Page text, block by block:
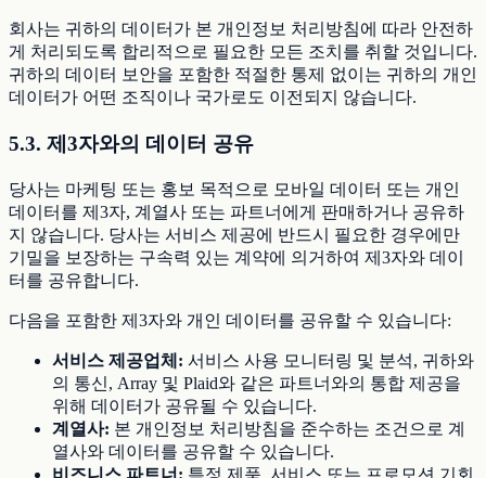
회사는 귀하의 데이터가 본 개인정보 처리방침에 따라 안전하
게 처리되도록 합리적으로 필요한 모든 조치를 취할 것입니다.
귀하의 데이터 보안을 포함한 적절한 통제 없이는 귀하의 개인
데이터가 어떤 조직이나 국가로도 이전되지 않습니다.
5.3. 제3자와의 데이터 공유
당사는 마케팅 또는 홍보 목적으로 모바일 데이터 또는 개인
데이터를 제3자, 계열사 또는 파트너에게 판매하거나 공유하
지 않습니다. 당사는 서비스 제공에 반드시 필요한 경우에만
기밀을 보장하는 구속력 있는 계약에 의거하여 제3자와 데이
터를 공유합니다.
다음을 포함한 제3자와 개인 데이터를 공유할 수 있습니다:
서비스 제공업체: 서비스 사용 모니터링 및 분석, 귀하와
의 통신, Array 및 Plaid와 같은 파트너와의 통합 제공을
위해 데이터가 공유될 수 있습니다.
계열사: 본 개인정보 처리방침을 준수하는 조건으로 계
열사와 데이터를 공유할 수 있습니다.
비즈니스 파트너: 특정 제품, 서비스 또는 프로모션 기회